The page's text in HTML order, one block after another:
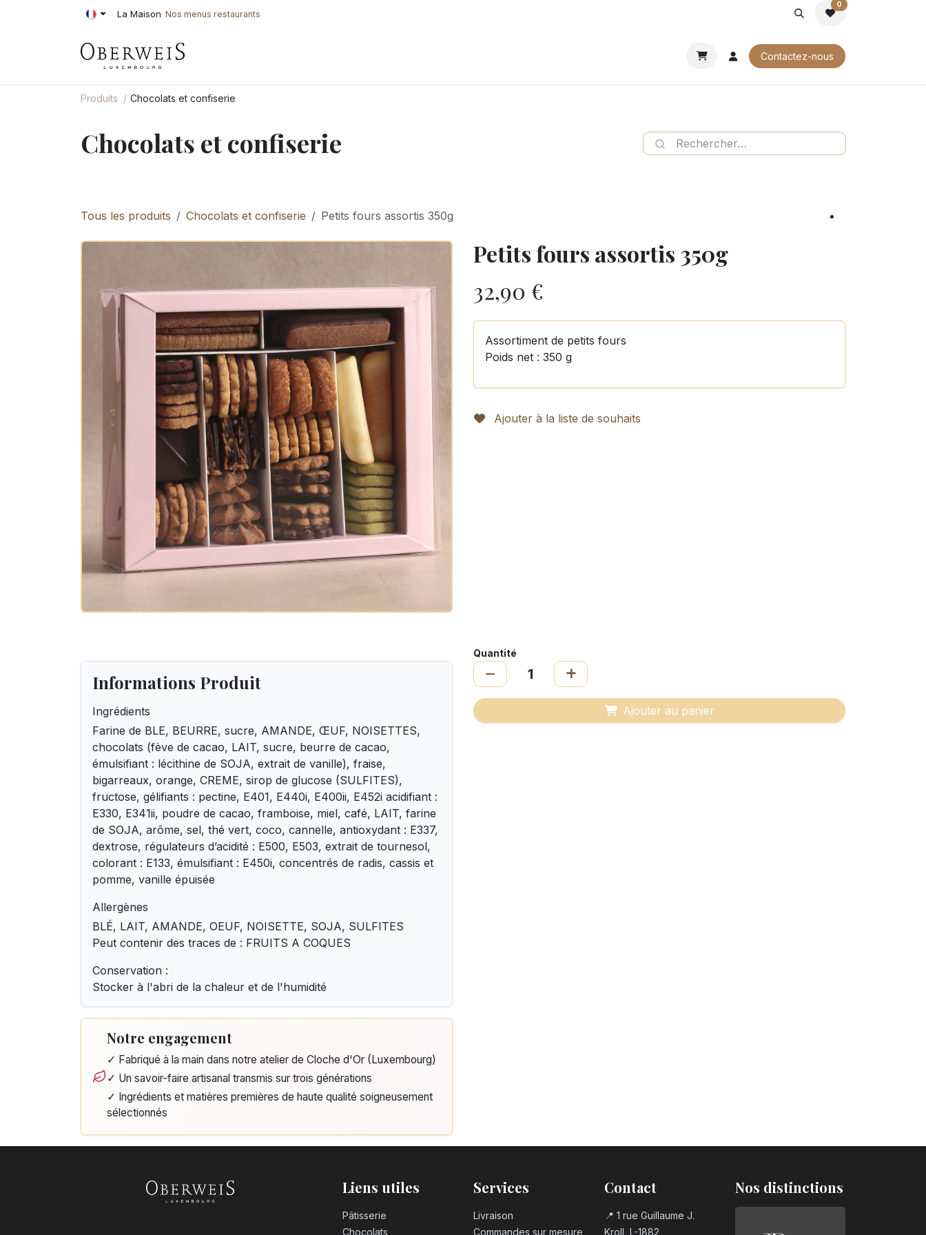
Se rendre au contenu La Maison Nos menus restaurants
0
Contactez-nous
Produits Chocolats et confiserie
Chocolats et confiserie
Tous les produits Chocolats et confiserie Petits fours assortis 350g
Petits fours assortis 350g
32,90 €
Assortiment de petits fours
Poids net : 350 g
Ajouter à la liste de souhaits
Informations Produit
Ingrédients
Farine de BLE, BEURRE, sucre, AMANDE, ŒUF, NOISETTES,
chocolats (fève de cacao, LAIT, sucre, beurre de cacao,
émulsifiant : lécithine de SOJA, extrait de vanille), fraise,
bigarreaux, orange, CREME, sirop de glucose (SULFITES),
fructose, gélifiants : pectine, E401, E440i, E400ii, E452i acidifiant :
E330, E341ii, poudre de cacao, framboise, miel, café, LAIT, farine
de SOJA, arôme, sel, thé vert, coco, cannelle, antioxydant : E337,
dextrose, régulateurs d’acidité : E500, E503, extrait de tournesol,
colorant : E133, émulsifiant : E450i, concentrés de radis, cassis et
pomme, vanille épuisée
Allergènes
BLÉ, LAIT, AMANDE, OEUF, NOISETTE, SOJA, SULFITES
Peut contenir des traces de : FRUITS A COQUES
Conservation :
Stocker à l'abri de la chaleur et de l'humidité
Notre engagement
✓ Fabriqué à la main dans notre atelier de Cloche d'Or (Luxembourg)
✓ Un savoir-faire artisanal transmis sur trois générations
✓ Ingrédients et matières premières de haute qualité soigneusement
sélectionnés
Quantité
Ajouter au panier
Liens utiles
Pâtisserie
Chocolats
Services
Livraison
Commandes sur mesure
Contact
📍 1 rue Guillaume J.
Kroll, L-1882
Nos distinctions